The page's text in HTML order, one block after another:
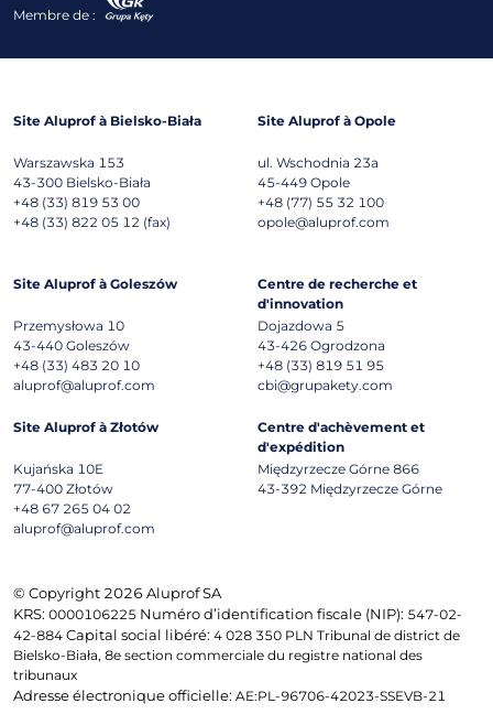
Membre de :
Site Aluprof à Bielsko-Biała
Warszawska 153
43-300 Bielsko-Biała
+48 (33) 819 53 00
+48 (33) 822 05 12 (fax)
Site Aluprof à Opole
ul. Wschodnia 23a
45-449 Opole
+48 (77) 55 32 100
opole@aluprof.com
Site Aluprof à Goleszów
Przemysłowa 10
43-440 Goleszów
+48 (33) 483 20 10
aluprof@aluprof.com
Centre de recherche et
d'innovation
Dojazdowa 5
43-426 Ogrodzona
+48 (33) 819 51 95
cbi@grupakety.com
Site Aluprof à Złotów
Kujańska 10E
77-400 Złotów
+48 67 265 04 02
aluprof@aluprof.com
Centre d'achèvement et
d'expédition
Międzyrzecze Górne 866
43-392 Międzyrzecze Górne
© Copyright 2026 Aluprof SA
KRS: 0000106225 Numéro d’identification fiscale (NIP): 547-02-
42-884 Capital social libéré: 4 028 350 PLN Tribunal de district de
Bielsko-Biała, 8e section commerciale du registre national des
tribunaux
Adresse électronique officielle: AE:PL-96706-42023-SSEVB-21